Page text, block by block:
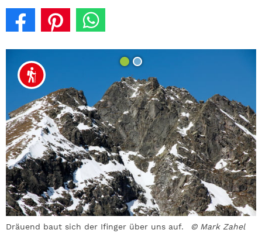
Dräuend baut sich der Ifinger über uns auf. © Mark Zahel